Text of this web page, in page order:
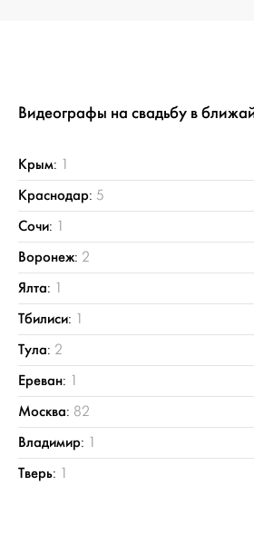
Видеографы на свадьбу в
Крым: 1
Краснодар: 5
Сочи: 1
Воронеж: 2
Ялта: 1
Тбилиси: 1
Тула: 2
Ереван: 1
Москва: 82
Владимир: 1
Тверь: 1